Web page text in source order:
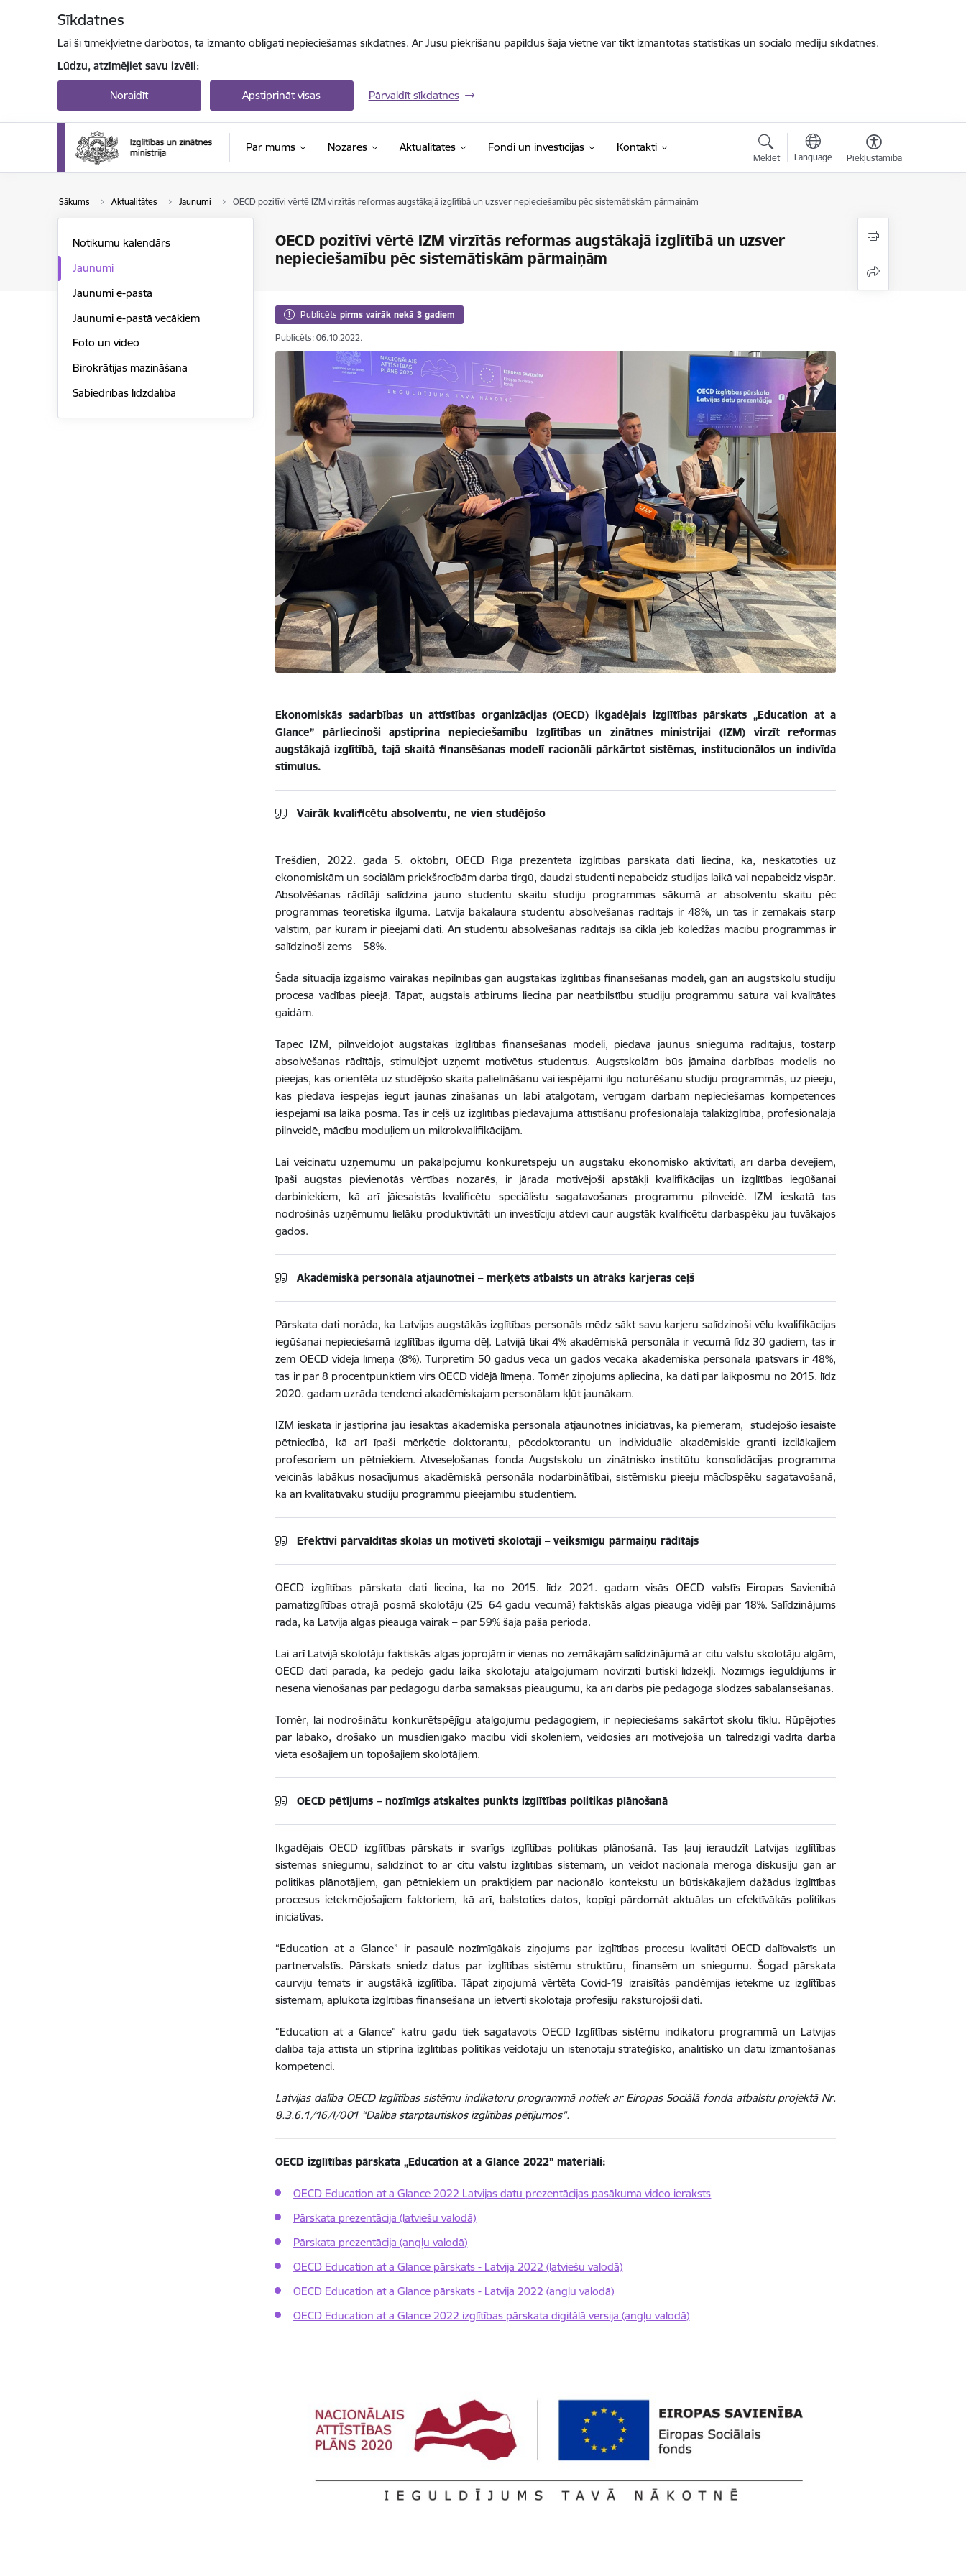
Sīkdatnes
Lai šī tīmekļvietne darbotos, tā izmanto obligāti nepieciešamās sīkdatnes. Ar Jūsu piekrišanu papildus šajā vietnē var tikt izmantotas statistikas un sociālo mediju sīkdatnes.
Lūdzu, atzīmējiet savu izvēli:
Noraidīt Apstiprināt visas Pārvaldīt sīkdatnes
Par mums Nozares Aktualitātes Fondi un investīcijas Kontakti
Meklēt Language Piekļūstamība
Sākums Aktualitātes Jaunumi OECD pozitīvi vērtē IZM virzītās reformas augstākajā izglītībā un uzsver nepieciešamību pēc sistemātiskām pārmaiņām
OECD pozitīvi vērtē IZM virzītās reformas augstākajā izglītībā un uzsver
nepieciešamību pēc sistemātiskām pārmaiņām
Notikumu kalendārs
Jaunumi
Jaunumi e-pastā
Jaunumi e-pastā vecākiem
Foto un video
Birokrātijas mazināšana
Sabiedrības līdzdalība
Publicēts pirms vairāk nekā 3 gadiem
Publicēts: 06.10.2022.
Ekonomiskās sadarbības un attīstības organizācijas (OECD) ikgadējais izglītības pārskats „Education at a
Glance” pārliecinoši apstiprina nepieciešamību Izglītības un zinātnes ministrijai (IZM) virzīt reformas
augstākajā izglītībā, tajā skaitā finansēšanas modelī racionāli pārkārtot sistēmas, institucionālos un indivīda
stimulus.
Vairāk kvalificētu absolventu, ne vien studējošo
Trešdien, 2022. gada 5. oktobrī, OECD Rīgā prezentētā izglītības pārskata dati liecina, ka, neskatoties uz
ekonomiskām un sociālām priekšrocībām darba tirgū, daudzi studenti nepabeidz studijas laikā vai nepabeidz vispār.
Absolvēšanas rādītāji salīdzina jauno studentu skaitu studiju programmas sākumā ar absolventu skaitu pēc
programmas teorētiskā ilguma. Latvijā bakalaura studentu absolvēšanas rādītājs ir 48%, un tas ir zemākais starp
valstīm, par kurām ir pieejami dati. Arī studentu absolvēšanas rādītājs īsā cikla jeb koledžas mācību programmās ir
salīdzinoši zems – 58%.
Šāda situācija izgaismo vairākas nepilnības gan augstākās izglītības finansēšanas modelī, gan arī augstskolu studiju
procesa vadības pieejā. Tāpat, augstais atbirums liecina par neatbilstību studiju programmu satura vai kvalitātes
gaidām.
Tāpēc IZM, pilnveidojot augstākās izglītības finansēšanas modeli, piedāvā jaunus snieguma rādītājus, tostarp
absolvēšanas rādītājs, stimulējot uzņemt motivētus studentus. Augstskolām būs jāmaina darbības modelis no
pieejas, kas orientēta uz studējošo skaita palielināšanu vai iespējami ilgu noturēšanu studiju programmās, uz pieeju,
kas piedāvā iespējas iegūt jaunas zināšanas un labi atalgotam, vērtīgam darbam nepieciešamās kompetences
iespējami īsā laika posmā. Tas ir ceļš uz izglītības piedāvājuma attīstīšanu profesionālajā tālākizglītībā, profesionālajā
pilnveidē, mācību moduļiem un mikrokvalifikācijām.
Lai veicinātu uzņēmumu un pakalpojumu konkurētspēju un augstāku ekonomisko aktivitāti, arī darba devējiem,
īpaši augstas pievienotās vērtības nozarēs, ir jārada motivējoši apstākļi kvalifikācijas un izglītības iegūšanai
darbiniekiem, kā arī jāiesaistās kvalificētu speciālistu sagatavošanas programmu pilnveidē. IZM ieskatā tas
nodrošinās uzņēmumu lielāku produktivitāti un investīciju atdevi caur augstāk kvalificētu darbaspēku jau tuvākajos
gados.
Akadēmiskā personāla atjaunotnei – mērķēts atbalsts un ātrāks karjeras ceļš
Pārskata dati norāda, ka Latvijas augstākās izglītības personāls mēdz sākt savu karjeru salīdzinoši vēlu kvalifikācijas
iegūšanai nepieciešamā izglītības ilguma dēļ. Latvijā tikai 4% akadēmiskā personāla ir vecumā līdz 30 gadiem, tas ir
zem OECD vidējā līmeņa (8%). Turpretim 50 gadus veca un gados vecāka akadēmiskā personāla īpatsvars ir 48%,
tas ir par 8 procentpunktiem virs OECD vidējā līmeņa. Tomēr ziņojums apliecina, ka dati par laikposmu no 2015. līdz
2020. gadam uzrāda tendenci akadēmiskajam personālam kļūt jaunākam.
IZM ieskatā ir jāstiprina jau iesāktās akadēmiskā personāla atjaunotnes iniciatīvas, kā piemēram, studējošo iesaiste
pētniecībā, kā arī īpaši mērķētie doktorantu, pēcdoktorantu un individuālie akadēmiskie granti izcilākajiem
profesoriem un pētniekiem. Atveseļošanas fonda Augstskolu un zinātnisko institūtu konsolidācijas programma
veicinās labākus nosacījumus akadēmiskā personāla nodarbinātībai, sistēmisku pieeju mācībspēku sagatavošanā,
kā arī kvalitatīvāku studiju programmu pieejamību studentiem.
Efektīvi pārvaldītas skolas un motivēti skolotāji – veiksmīgu pārmaiņu rādītājs
OECD izglītības pārskata dati liecina, ka no 2015. līdz 2021. gadam visās OECD valstīs Eiropas Savienībā
pamatizglītības otrajā posmā skolotāju (25‒64 gadu vecumā) faktiskās algas pieauga vidēji par 18%. Salīdzinājums
rāda, ka Latvijā algas pieauga vairāk – par 59% šajā pašā periodā.
Lai arī Latvijā skolotāju faktiskās algas joprojām ir vienas no zemākajām salīdzinājumā ar citu valstu skolotāju algām,
OECD dati parāda, ka pēdējo gadu laikā skolotāju atalgojumam novirzīti būtiski līdzekļi. Nozīmīgs ieguldījums ir
nesenā vienošanās par pedagogu darba samaksas pieaugumu, kā arī darbs pie pedagoga slodzes sabalansēšanas.
Tomēr, lai nodrošinātu konkurētspējīgu atalgojumu pedagogiem, ir nepieciešams sakārtot skolu tīklu. Rūpējoties
par labāko, drošāko un mūsdienīgāko mācību vidi skolēniem, veidosies arī motivējoša un tālredzīgi vadīta darba
vieta esošajiem un topošajiem skolotājiem.
OECD pētījums – nozīmīgs atskaites punkts izglītības politikas plānošanā
Ikgadējais OECD izglītības pārskats ir svarīgs izglītības politikas plānošanā. Tas ļauj ieraudzīt Latvijas izglītības
sistēmas sniegumu, salīdzinot to ar citu valstu izglītības sistēmām, un veidot nacionāla mēroga diskusiju gan ar
politikas plānotājiem, gan pētniekiem un praktiķiem par nacionālo kontekstu un būtiskākajiem dažādus izglītības
procesus ietekmējošajiem faktoriem, kā arī, balstoties datos, kopīgi pārdomāt aktuālas un efektīvākās politikas
iniciatīvas.
“Education at a Glance” ir pasaulē nozīmīgākais ziņojums par izglītības procesu kvalitāti OECD dalībvalstīs un
partnervalstīs. Pārskats sniedz datus par izglītības sistēmu struktūru, finansēm un sniegumu. Šogad pārskata
caurviju temats ir augstākā izglītība. Tāpat ziņojumā vērtēta Covid-19 izraisītās pandēmijas ietekme uz izglītības
sistēmām, aplūkota izglītības finansēšana un ietverti skolotāja profesiju raksturojoši dati.
“Education at a Glance” katru gadu tiek sagatavots OECD Izglītības sistēmu indikatoru programmā un Latvijas
dalība tajā attīsta un stiprina izglītības politikas veidotāju un īstenotāju stratēģisko, analītisko un datu izmantošanas
kompetenci.
Latvijas dalība OECD Izglītības sistēmu indikatoru programmā notiek ar Eiropas Sociālā fonda atbalstu projektā Nr.
8.3.6.1/16/I/001 “Dalība starptautiskos izglītības pētījumos”.
OECD izglītības pārskata „Education at a Glance 2022” materiāli:
OECD Education at a Glance 2022 Latvijas datu prezentācijas pasākuma video ieraksts
Pārskata prezentācija (latviešu valodā)
Pārskata prezentācija (angļu valodā)
OECD Education at a Glance pārskats - Latvija 2022 (latviešu valodā)
OECD Education at a Glance pārskats - Latvija 2022 (angļu valodā)
OECD Education at a Glance 2022 izglītības pārskata digitālā versija (angļu valodā)